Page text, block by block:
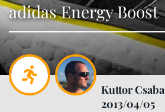
adidas Energy Boost
Kuttor Csaba
2013/04/05